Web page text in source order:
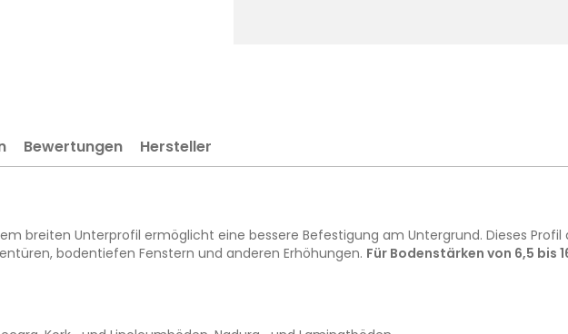
breiten Unterprofil ermöglicht eine bessere Befestigung am Untergrund. Dieses
bodentiefen Fenstern und anderen Erhöhungen. Für Bodenstärken von 6,5 bis
Bewertungen Hersteller